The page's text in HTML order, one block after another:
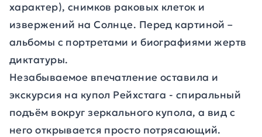
характер), снимков раковых клеток и
извержений на Солнце. Перед картиной –
альбомы с портретами и биографиями жертв
диктатуры.
Незабываемое впечатление оставила и
экскурсия на купол Рейхстага - спиральный
подъём вокруг зеркального купола, а вид с
него открывается просто потрясающий.